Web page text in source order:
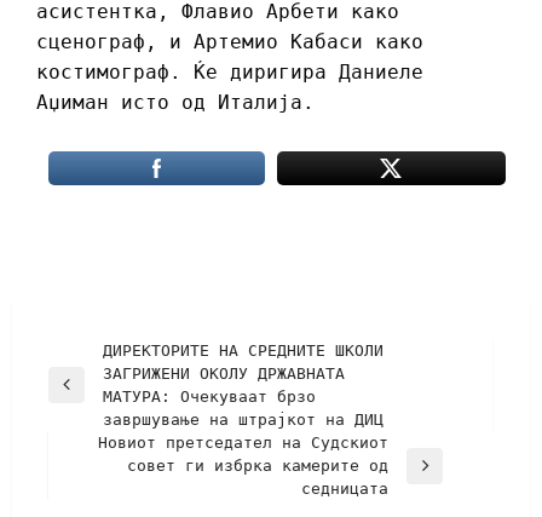
асистентка, Флавио Арбети како
сценограф, и Артемио Кабаси како
костимограф. Ќе диригира Даниеле
Аџиман исто од Италија.
ДИРЕКТОРИТЕ НА СРЕДНИТЕ ШКОЛИ
ЗАГРИЖЕНИ ОКОЛУ ДРЖАВНАТА
МАТУРА: Очекуваат брзо
завршување на штрајкот на ДИЦ
Новиот претседател на Судскиот
совет ги избрка камерите од
седницата